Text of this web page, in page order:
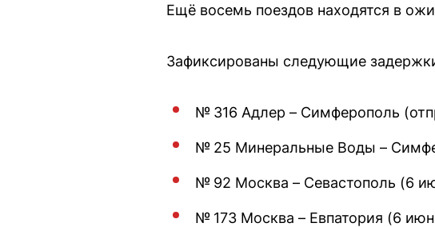
Ещё восемь поездов находятся в
Зафиксированы следующие
№ 316 Адлер – Симферополь
№ 25 Минеральные Воды –
№ 92 Москва – Севастополь (6
№ 173 Москва – Евпатория (6